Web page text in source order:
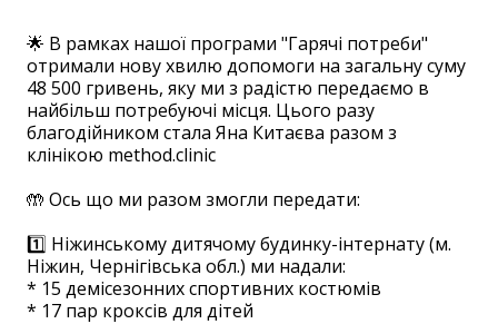
🌟 В рамках нашої програми "Гарячі потреби"
отримали нову хвилю допомоги на загальну суму
48 500 гривень, яку ми з радістю передаємо в
найбільш потребуючі місця. Цього разу
благодійником стала Яна Китаєва разом з
клінікою method.clinic
🤲 Ось що ми разом змогли передати:
1️⃣ Ніжинському дитячому будинку-інтернату (м.
Ніжин, Чернігівська обл.) ми надали:
* 15 демісезонних спортивних костюмів
* 17 пар кроксів для дітей